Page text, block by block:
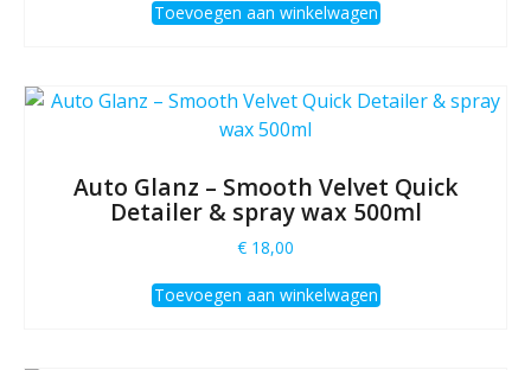
Toevoegen aan winkelwagen
Auto Glanz – Smooth Velvet Quick
Detailer & spray wax 500ml
€ 18,00
Toevoegen aan winkelwagen